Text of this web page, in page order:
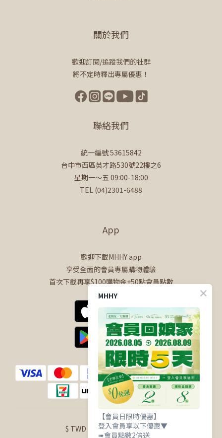
關於我們
歡迎訂閱/追蹤我們的社群
將不定時釋出專屬優惠！
聯絡我們
統一編號 53615842
台中市西區英才路530號22樓之6
星期一～五 09:00-18:00
TEL (04)2301-6488
App
歡迎下載MHHY app
享受全面的會員專屬購物體驗
首次下載再享$100購物金+50點會員點數
$ TWD English
MHHY
【會員日限時優惠】
登入會員享以下優惠▼
➠會員點數2倍送